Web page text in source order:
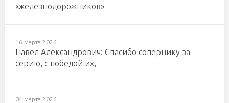
«железнодорожников»
16 марта 2026
Павел Александрович: Спасибо сопернику за
серию, с победой их,
04 марта 2026